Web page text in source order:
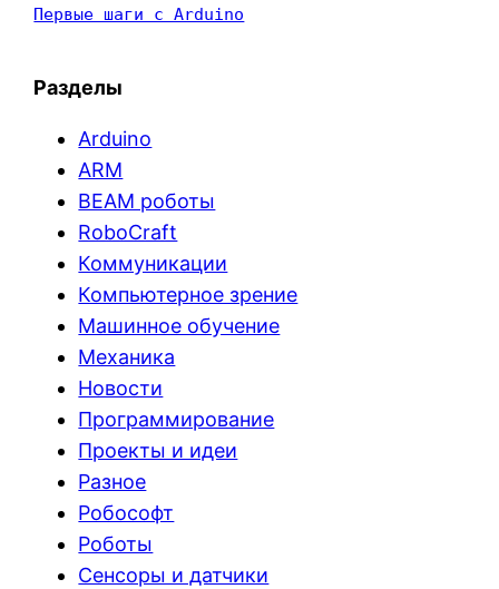
Первые шаги с Arduino
Разделы
Arduino
ARM
BEAM роботы
RoboCraft
Коммуникации
Компьютерное зрение
Машинное обучение
Механика
Новости
Программирование
Проекты и идеи
Разное
Робософт
Роботы
Сенсоры и датчики